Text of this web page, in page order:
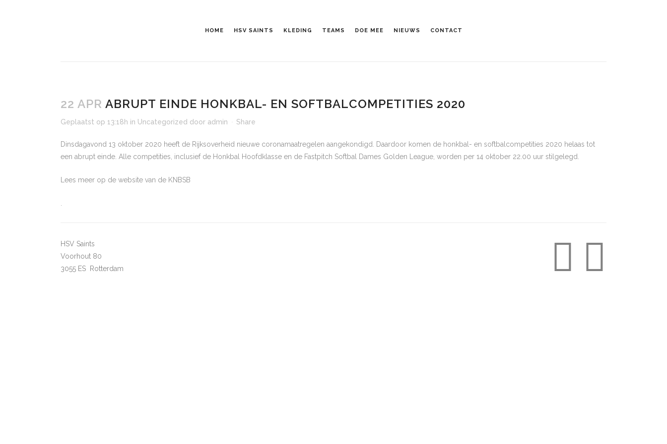
HOME HSV SAINTS KLEDING TEAMS DOE MEE NIEUWS CONTACT
22 APR ABRUPT EINDE HONKBAL- EN SOFTBALCOMPETITIES 2020
Geplaatst op 13:18h in Uncategorized door admin Share
Dinsdagavond 13 oktober 2020 heeft de Rijksoverheid nieuwe coronamaatregelen aangekondigd. Daardoor komen de honkbal- en softbalcompetities 2020 helaas tot
een abrupt einde. Alle competities, inclusief de Honkbal Hoofdklasse en de Fastpitch Softbal Dames Golden League, worden per 14 oktober 22.00 uur stilgelegd.
Lees meer op de website van de KNBSB
HSV Saints
Voorhout 80
3055 ES Rotterdam